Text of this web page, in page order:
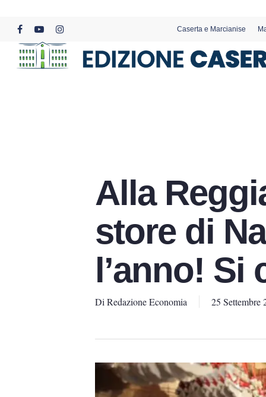
content
facebookyoutubeinstagram
Caserta e Marcianise
Alla
store di
l’anno! Si
Di Redazione Economia 25 Settembre